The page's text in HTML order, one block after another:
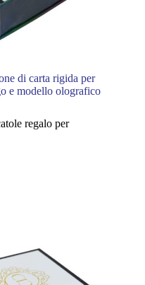
di carta rigida per
e modello olografico
regalo per